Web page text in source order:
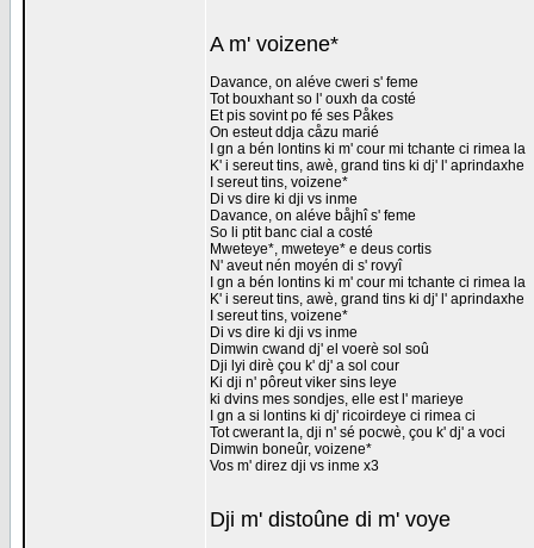
A m' voizene*
Davance, on aléve cweri s' feme
Tot bouxhant so l' ouxh da costé
Et pis sovint po fé ses Påkes
On esteut ddja cåzu marié
I gn a bén lontins ki m' cour mi tchante ci rimea la
K' i sereut tins, awè, grand tins ki dj' l' aprindaxhe
I sereut tins, voizene*
Di vs dire ki dji vs inme
Davance, on aléve båjhî s' feme
So li ptit banc cial a costé
Mweteye*, mweteye* e deus cortis
N' aveut nén moyén di s' rovyî
I gn a bén lontins ki m' cour mi tchante ci rimea la
K' i sereut tins, awè, grand tins ki dj' l' aprindaxhe
I sereut tins, voizene*
Di vs dire ki dji vs inme
Dimwin cwand dj' el voerè sol soû
Dji lyi dirè çou k' dj' a sol cour
Ki dji n' pôreut viker sins leye
ki dvins mes sondjes, elle est l' marieye
I gn a si lontins ki dj' ricoirdeye ci rimea ci
Tot cwerant la, dji n' sé pocwè, çou k' dj' a voci
Dimwin boneûr, voizene*
Vos m' direz dji vs inme x3
Dji m' distoûne di m' voye